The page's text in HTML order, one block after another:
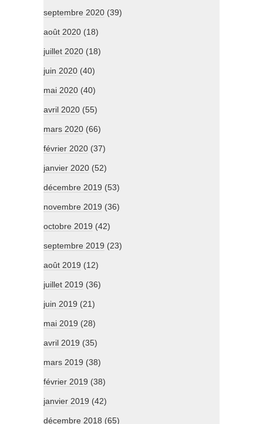
septembre 2020 (39)
août 2020 (18)
juillet 2020 (18)
juin 2020 (40)
mai 2020 (40)
avril 2020 (55)
mars 2020 (66)
février 2020 (37)
janvier 2020 (52)
décembre 2019 (53)
novembre 2019 (36)
octobre 2019 (42)
septembre 2019 (23)
août 2019 (12)
juillet 2019 (36)
juin 2019 (21)
mai 2019 (28)
avril 2019 (35)
mars 2019 (38)
février 2019 (38)
janvier 2019 (42)
décembre 2018 (65)